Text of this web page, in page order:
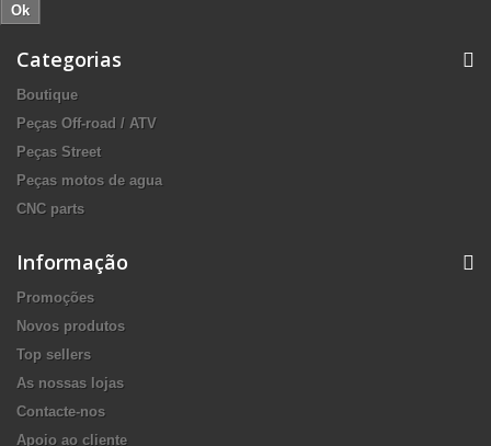
Ok
Categorias
Boutique
Peças Off-road / ATV
Peças Street
Peças motos de agua
CNC parts
Informação
Promoções
Novos produtos
Top sellers
As nossas lojas
Contacte-nos
Apoio ao cliente